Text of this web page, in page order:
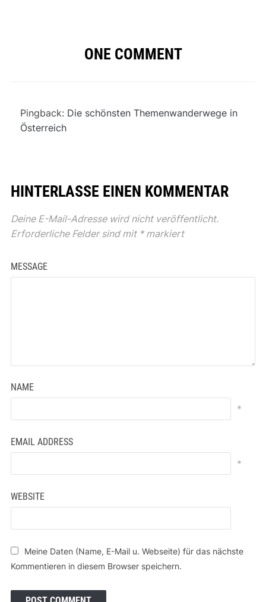
ONE COMMENT
Pingback: Die schönsten Themenwanderwege in
Österreich
HINTERLASSE EINEN KOMMENTAR
Deine E-Mail-Adresse wird nicht veröffentlicht.
Erforderliche Felder sind mit *markiert
MESSAGE
NAME
*
EMAIL ADDRESS
*
WEBSITE
Meine Daten (Name, E-Mail u. Webseite) für das nächste
Kommentieren in diesem Browser speichern.